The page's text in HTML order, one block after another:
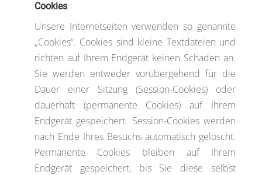
Cookies
Unsere Internetseiten verwenden so genannte
„Cookies“. Cookies sind kleine Textdateien und
richten auf Ihrem Endgerät keinen Schaden an.
Sie werden entweder vorübergehend für die
Dauer einer Sitzung (Session-Cookies) oder
dauerhaft (permanente Cookies) auf Ihrem
Endgerät gespeichert. Session-Cookies werden
nach Ende Ihres Besuchs automatisch gelöscht.
Permanente Cookies bleiben auf Ihrem
Endgerät gespeichert, bis Sie diese selbst